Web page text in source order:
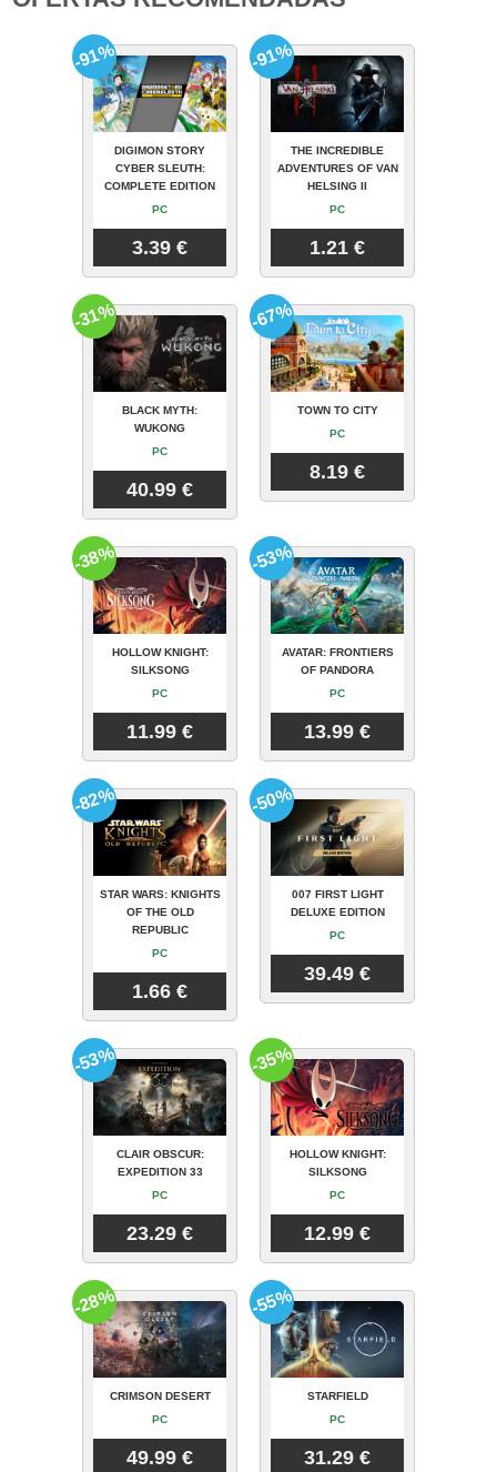
DIGIMON STORY
CYBER SLEUTH:
COMPLETE EDITION
PC
3.39 €
-91%
THE INCREDIBLE
ADVENTURES OF VAN
HELSING II
PC
1.21 €
-91%
BLACK MYTH:
WUKONG
PC
40.99 €
-31%
TOWN TO CITY
PC
8.19 €
-67%
HOLLOW KNIGHT:
SILKSONG
PC
11.99 €
-38%
AVATAR: FRONTIERS
OF PANDORA
PC
13.99 €
-53%
STAR WARS: KNIGHTS
OF THE OLD
REPUBLIC
PC
1.66 €
-82%
007 FIRST LIGHT
DELUXE EDITION
PC
39.49 €
-50%
CLAIR OBSCUR:
EXPEDITION 33
PC
23.29 €
-53%
HOLLOW KNIGHT:
SILKSONG
PC
12.99 €
-35%
CRIMSON DESERT
PC
49.99 €
-28%
STARFIELD
PC
31.29 €
-55%